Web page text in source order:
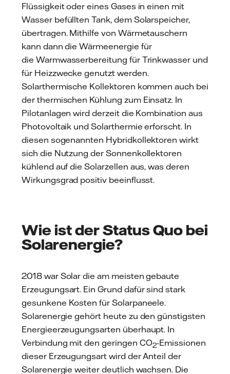
Flüssigkeit oder eines Gases in einen mit
Wasser befüllten Tank, dem Solarspeicher,
übertragen. Mithilfe von Wärmetauschern
kann dann die Wärmeenergie für
die Warmwasserbereitung für Trinkwasser und
für Heizzwecke genutzt werden.
Solarthermische Kollektoren kommen auch bei
der thermischen Kühlung zum Einsatz. In
Pilotanlagen wird derzeit die Kombination aus
Photovoltaik und Solarthermie erforscht. In
diesen sogenannten Hybridkollektoren wirkt
sich die Nutzung der Sonnenkollektoren
kühlend auf die Solarzellen aus, was deren
Wirkungsgrad positiv beeinflusst.
Wie ist der Status Quo bei
Solarenergie?
2018 war Solar die am meisten gebaute
Erzeugungsart. Ein Grund dafür sind stark
gesunkene Kosten für Solarpaneele.
Solarenergie gehört heute zu den günstigsten
Energieerzeugungsarten überhaupt. In
Verbindung mit den geringen CO2-Emissionen
dieser Erzeugungsart wird der Anteil der
Solarenergie weiter deutlich wachsen. Die